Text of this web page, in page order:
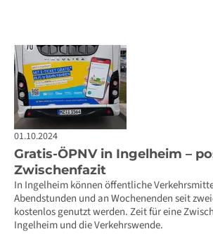
01.10.2024
Gratis-ÖPNV in Ingelheim –
Zwischenfazit
In Ingelheim können öffentliche
Abendstunden und an Wochenenden seit
kostenlos genutzt werden. Zeit für eine
Ingelheim und die Verkehrswende.